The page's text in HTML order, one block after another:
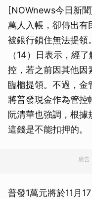
[NOWnews今日新
萬人入帳，卻傳出有
被銀行鎖住無法提領
（14）日表示，經
控，若之前因其他因
臨櫃提領。不過，金
將普發現金作為管控
阮清華也強調，根據
這錢是不能扣押的。
廣告
普發1萬元將於11月